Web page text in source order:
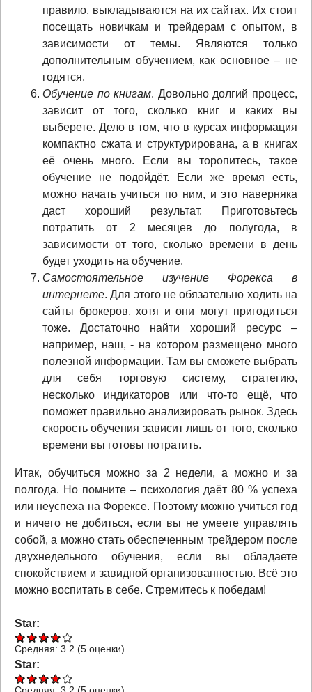
правило, выкладываются на их сайтах. Их стоит
посещать новичкам и трейдерам с опытом, в
зависимости от темы. Являются только
дополнительным обучением, как основное – не
годятся.
Обучение по книгам. Довольно долгий процесс,
зависит от того, сколько книг и каких вы
выберете. Дело в том, что в курсах информация
компактно сжата и структурирована, а в книгах
её очень много. Если вы торопитесь, такое
обучение не подойдёт. Если же время есть,
можно начать учиться по ним, и это наверняка
даст хороший результат. Приготовьтесь
потратить от 2 месяцев до полугода, в
зависимости от того, сколько времени в день
будет уходить на обучение.
Самостоятельное изучение Форекса в
интернете. Для этого не обязательно ходить на
сайты брокеров, хотя и они могут пригодиться
тоже. Достаточно найти хороший ресурс –
например, наш, - на котором размещено много
полезной информации. Там вы сможете выбрать
для себя торговую систему, стратегию,
несколько индикаторов или что-то ещё, что
поможет правильно анализировать рынок. Здесь
скорость обучения зависит лишь от того, сколько
времени вы готовы потратить.
Итак, обучиться можно за 2 недели, а можно и за
полгода. Но помните – психология даёт 80 % успеха
или неуспеха на Форексе. Поэтому можно учиться год
и ничего не добиться, если вы не умеете управлять
собой, а можно стать обеспеченным трейдером после
двухнедельного обучения, если вы обладаете
спокойствием и завидной организованностью. Всё это
можно воспитать в себе. Стремитесь к победам!
Star:
Средняя: 3.2 (5 оценки)
Star: